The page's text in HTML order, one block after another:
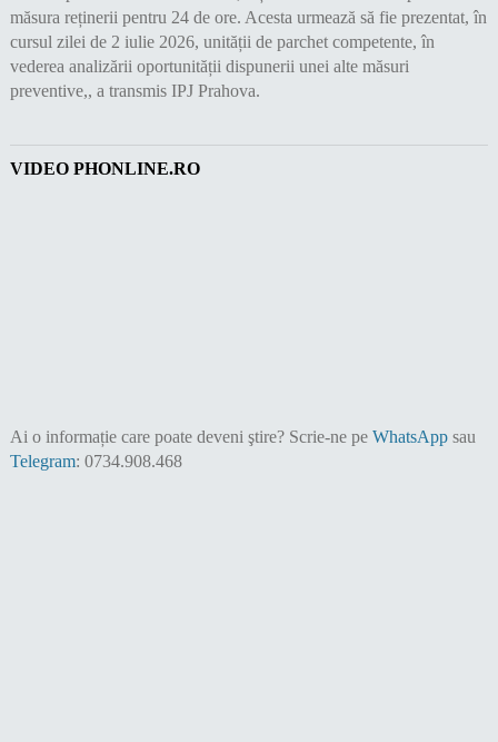
măsura reținerii pentru 24 de ore. Acesta urmează să fie prezentat, în
cursul zilei de 2 iulie 2026, unității de parchet competente, în
vederea analizării oportunității dispunerii unei alte măsuri
preventive,, a transmis IPJ Prahova.
VIDEO PHONLINE.RO
Ai o informație care poate deveni ştire? Scrie-ne pe WhatsAppsau
Telegram: 0734.908.468